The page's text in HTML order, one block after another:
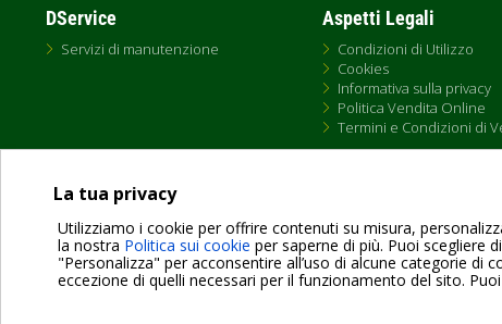
La tua privacy
Utilizziamo i cookie per offrire contenuti su misura,
la nostra Politica sui cookie per saperne di più. Puoi scegliere
"Personalizza" per acconsentire all’uso di alcune categorie di
eccezione di quelli necessari per il funzionamento del sito.
DService
Servizi di manutenzione
Aspetti Legali
Condizioni di Utilizzo
Cookies
Informativa sulla privacy
Politica Vendita Online
Termini e Condizioni di
Dab Pumps Spa © Via Marco Polo, 14 Mestrino Padova - Italy Tel. +39.049.5125000
P.I. 03675230282 - R.E.A. Padova N. 328200- Cap. Soc. Euro €10.000.000 i.v.